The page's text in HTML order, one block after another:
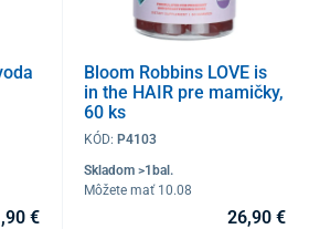
€
Bloom Robbins LOVE is
in the HAIR pre mamičky,
60 ks
KÓD:P4103
Skladom >1bal.
Môžete mať 10.08
26,90 €